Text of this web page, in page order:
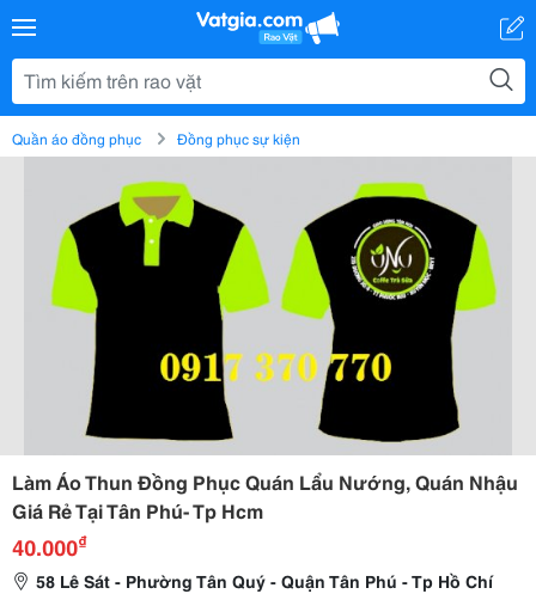
Quần áo đồng phục Đồng phục sự kiện
Làm Áo Thun Đồng Phục Quán Lẩu Nướng, Quán Nhậu
Giá Rẻ Tại Tân Phú- Tp Hcm
40.000₫
58 Lê Sát - Phường Tân Quý - Quận Tân Phú - Tp Hồ Chí